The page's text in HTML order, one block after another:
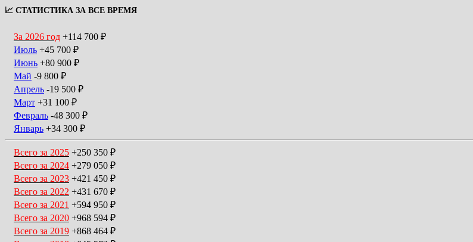
📈 СТАТИСТИКА ЗА ВСЕ ВРЕМЯ
За 2026 год +114 700 ₽
Июль +45 700 ₽
Июнь +80 900 ₽
Май -9 800 ₽
Апрель -19 500 ₽
Март +31 100 ₽
Февраль -48 300 ₽
Январь +34 300 ₽
Всего за 2025 +250 350 ₽
Всего за 2024 +279 050 ₽
Всего за 2023 +421 450 ₽
Всего за 2022 +431 670 ₽
Всего за 2021 +594 950 ₽
Всего за 2020 +968 594 ₽
Всего за 2019 +868 464 ₽